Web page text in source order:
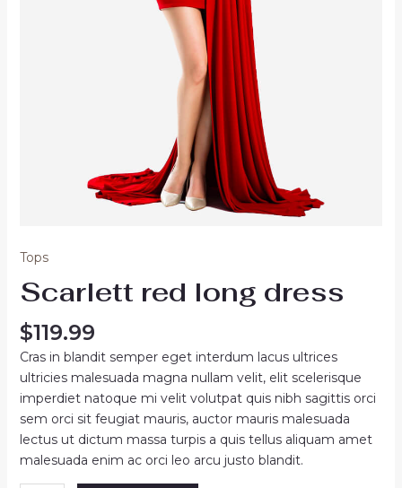
Tops
Scarlett red long dress
$119.99
Cras in blandit semper eget interdum lacus ultrices
ultricies malesuada magna nullam velit, elit scelerisque
imperdiet natoque mi velit volutpat quis nibh sagittis orci
sem orci sit feugiat mauris, auctor mauris malesuada
lectus ut dictum massa turpis a quis tellus aliquam amet
malesuada enim ac orci leo arcu justo blandit.